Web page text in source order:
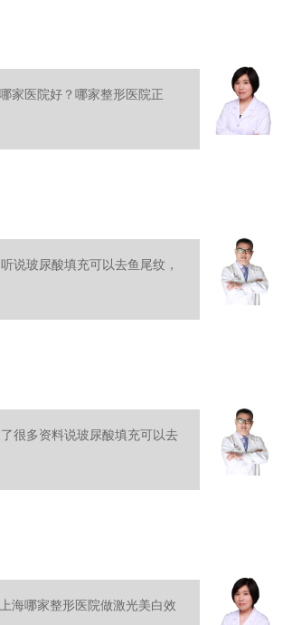
家医院好？哪家整形医院正
说玻尿酸填充可以去鱼尾纹，
很多资料说玻尿酸填充可以去
海哪家整形医院做激光美白效